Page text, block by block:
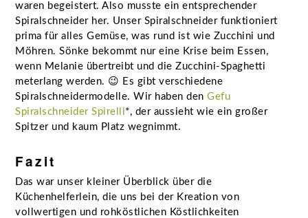
waren begeistert. Also musste ein entsprechender
Spiralschneider her. Unser Spiralschneider funktioniert
prima für alles Gemüse, was rund ist wie Zucchini und
Möhren. Sönke bekommt nur eine Krise beim Essen,
wenn Melanie übertreibt und die Zucchini-Spaghetti
meterlang werden. 😉 Es gibt verschiedene
Spiralschneidermodelle. Wir haben denGefu
Spiralschneider Spirelli*, der aussieht wie ein großer
Spitzer und kaum Platz wegnimmt.
Fazit
Das war unser kleiner Überblick über die
Küchenhelferlein, die uns bei der Kreation von
vollwertigen und rohköstlichen Köstlichkeiten